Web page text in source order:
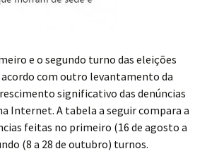
e o segundo turno das eleições
acordo com outro levantamento da
significativo das denúncias
Internet. A tabela a seguir compara a
feitas no primeiro (16 de agosto a
(8 a 28 de outubro) turnos.